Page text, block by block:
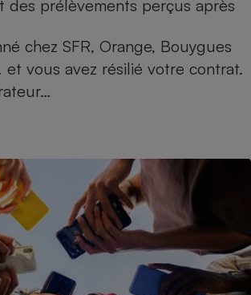
des prélèvements perçus après
chez SFR, Orange, Bouygues
et vous avez résilié votre contrat.